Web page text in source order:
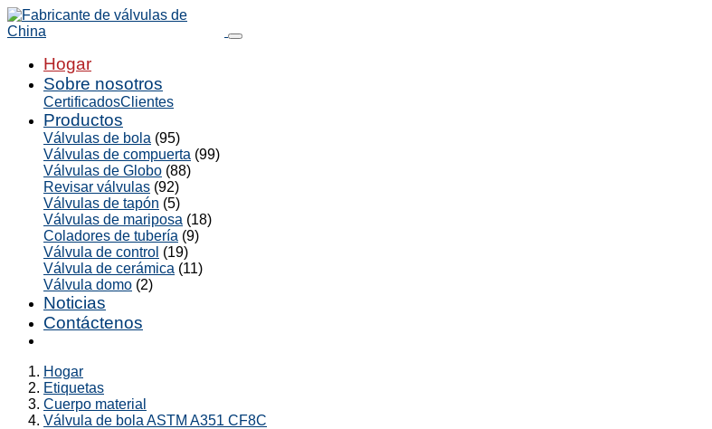
Hogar
Sobre nosotros
CertificadosClientes
Productos
Válvulas de bola (95)
Válvulas de compuerta (99)
Válvulas de Globo (88)
Revisar válvulas (92)
Válvulas de tapón (5)
Válvulas de mariposa (18)
Coladores de tubería (9)
Válvula de control (19)
Válvula de cerámica (11)
Válvula domo (2)
Noticias
Contáctenos
Hogar
Etiquetas
Cuerpo material
Válvula de bola ASTM A351 CF8C